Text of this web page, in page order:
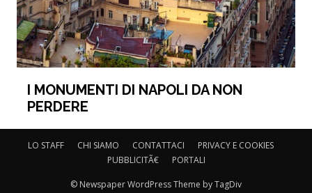
I MONUMENTI DI NAPOLI DA NON
PERDERE
LO STAFF CHI SIAMO CONTATTACI
PRIVACY E COOKIES
PUBBLICITÃ€
PORTALI
© Newspaper WordPress Theme by TagDiv